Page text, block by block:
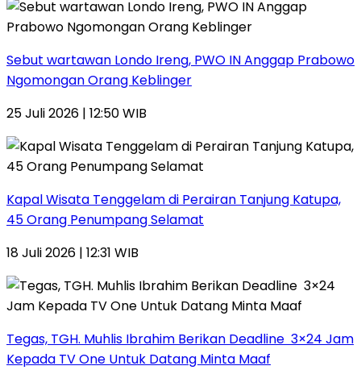
Sebut wartawan Londo Ireng, PWO IN Anggap Prabowo
Ngomongan Orang Keblinger
25 Juli 2026 | 12:50 WIB
Kapal Wisata Tenggelam di Perairan Tanjung Katupa,
45 Orang Penumpang Selamat
18 Juli 2026 | 12:31 WIB
Tegas, TGH. Muhlis Ibrahim Berikan Deadline 3×24 Jam
Kepada TV One Untuk Datang Minta Maaf